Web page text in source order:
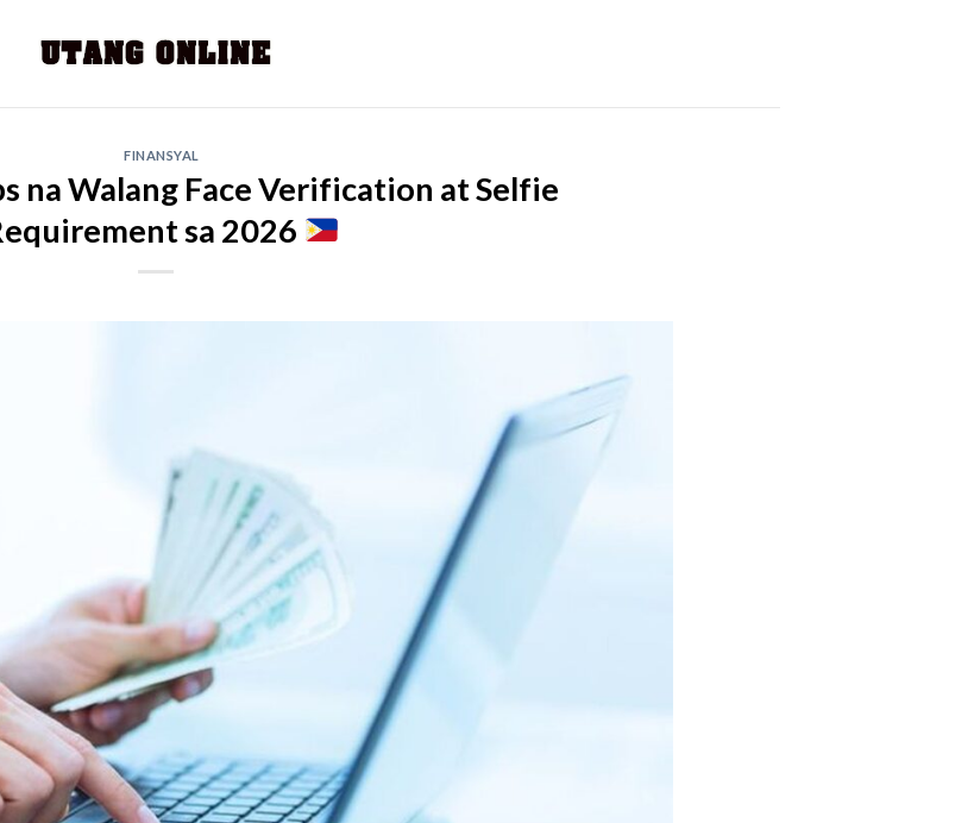
FINANSYAL
na Walang Face Verification at Selfie
sa 2026